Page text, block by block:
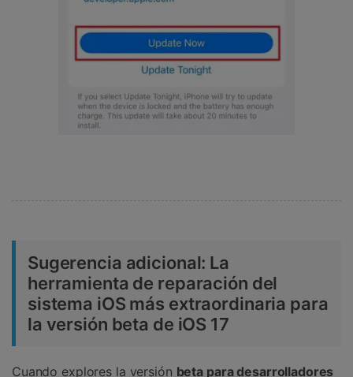
Sugerencia adicional: La
herramienta de reparación del
sistema iOS más extraordinaria para
la versión beta de iOS 17
Cuando explores la versión beta para desarrolladores